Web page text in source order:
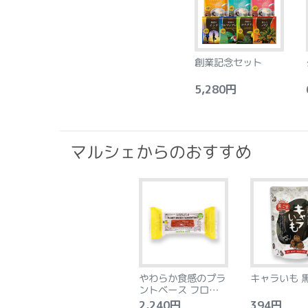
創業記念セット
5,280円
マルシェからのおすすめ
やわらか食感のプラ
ントベース フロラン
タン アーモンド&レ
キャラいも